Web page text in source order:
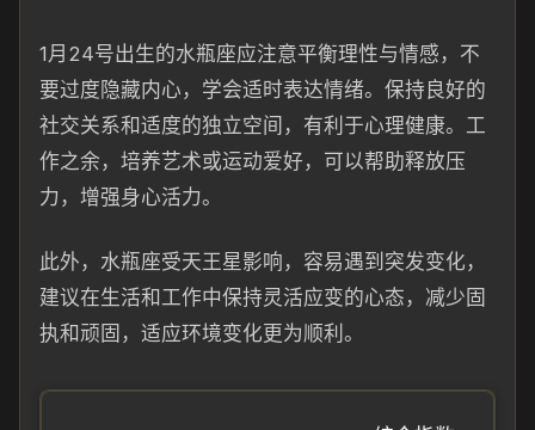
1月24号出生的水瓶座应注意平衡理性与情感，不
要过度隐藏内心，学会适时表达情绪。保持良好的
社交关系和适度的独立空间，有利于心理健康。工
作之余，培养艺术或运动爱好，可以帮助释放压
力，增强身心活力。
此外，水瓶座受天王星影响，容易遇到突发变化，
建议在生活和工作中保持灵活应变的心态，减少固
执和顽固，适应环境变化更为顺利。